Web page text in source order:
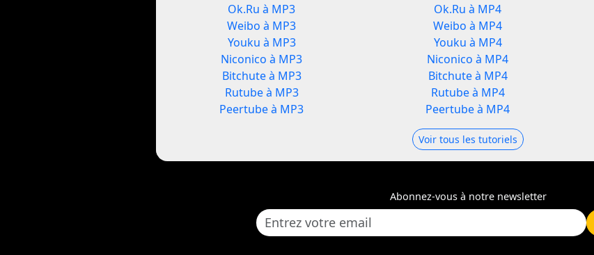
Ok.Ru à MP3
Weibo à MP3
Youku à MP3
Niconico à MP3
Bitchute à MP3
Rutube à MP3
Peertube à MP3
Ok.Ru à MP4
Weibo à MP4
Youku à MP4
Niconico à MP4
Bitchute à MP4
Rutube à MP4
Peertube à MP4
Voir tous les tutoriels
Abonnez-vous à notre newsletter